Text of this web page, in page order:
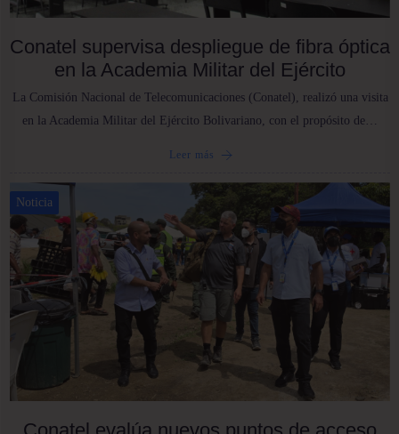
Conatel supervisa despliegue de fibra óptica
en la Academia Militar del Ejército
La Comisión Nacional de Telecomunicaciones (Conatel), realizó una visita
en la Academia Militar del Ejército Bolivariano, con el propósito de…
Leer más
Noticia